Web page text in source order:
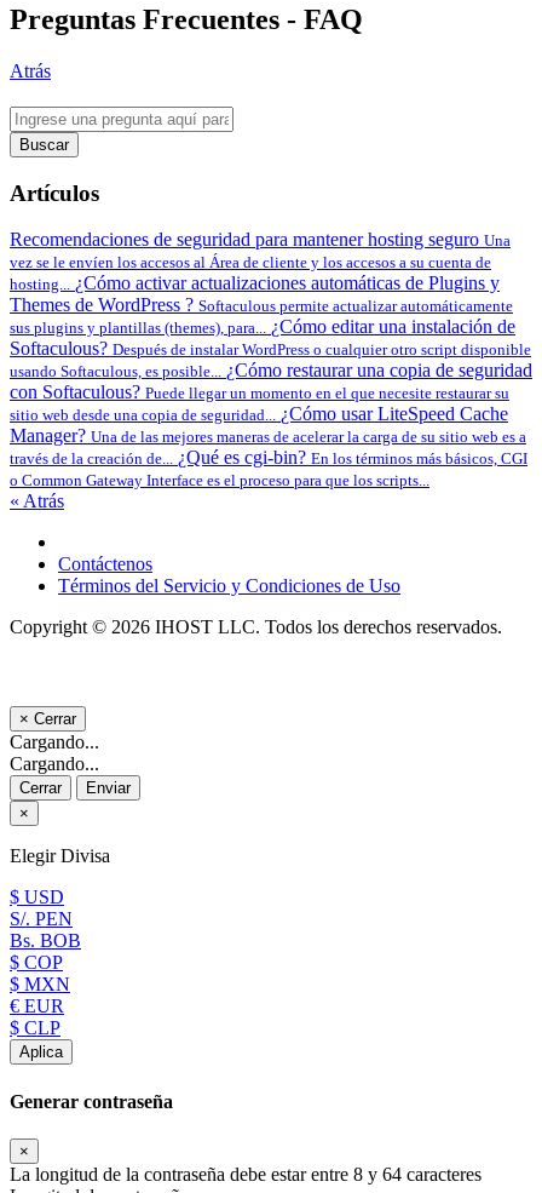
Preguntas Frecuentes - FAQ
Atrás
Buscar
Artículos
Recomendaciones de seguridad para mantener hosting seguro Una
vez se le envíen los accesos al Área de cliente y los accesos a su cuenta de
hosting... ¿Cómo activar actualizaciones automáticas de Plugins y
Themes de WordPress ? Softaculous permite actualizar automáticamente
sus plugins y plantillas (themes), para... ¿Cómo editar una instalación de
Softaculous? Después de instalar WordPress o cualquier otro script disponible
usando Softaculous, es posible... ¿Cómo restaurar una copia de seguridad
con Softaculous? Puede llegar un momento en el que necesite restaurar su
sitio web desde una copia de seguridad... ¿Cómo usar LiteSpeed Cache
Manager? Una de las mejores maneras de acelerar la carga de su sitio web es a
través de la creación de... ¿Qué es cgi-bin? En los términos más básicos, CGI
o Common Gateway Interface es el proceso para que los scripts...
« Atrás
Contáctenos
Términos del Servicio y Condiciones de Uso
Copyright © 2026 IHOST LLC. Todos los derechos reservados.
× Cerrar
Cargando...
Cargando...
Cerrar
Enviar
×
Elegir Divisa
$ USD
S/. PEN
Bs. BOB
$ COP
$ MXN
€ EUR
$ CLP
Aplica
Generar contraseña
×
La longitud de la contraseña debe estar entre 8 y 64 caracteres